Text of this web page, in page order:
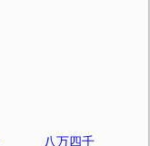
八万四千